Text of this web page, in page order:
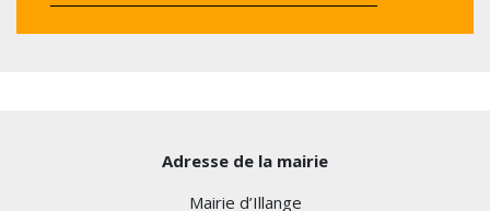
Adresse de la mairie
Mairie d’Illange